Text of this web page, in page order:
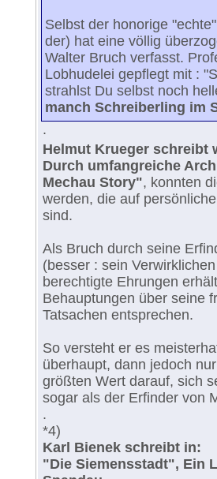
Selbst der honorige
der) hat eine völlig
Walter Bruch verfasst.
Lobhudelei gepflegt mit :
strahlst Du selbst noch
manch Schreiberling im
.
Helmut Krueger schreibt
Durch umfangreiche
Mechau Story", konnten
werden, die auf
sind.
Als Bruch durch seine
(besser : sein
berechtigte Ehrungen
Behauptungen über seine
Tatsachen entsprechen.
So versteht er es
überhaupt, dann jedoch
größten Wert darauf, sich
sogar als der Erfinder von
.
*4)
Karl Bienek schreibt in:
"Die Siemensstadt", Ein